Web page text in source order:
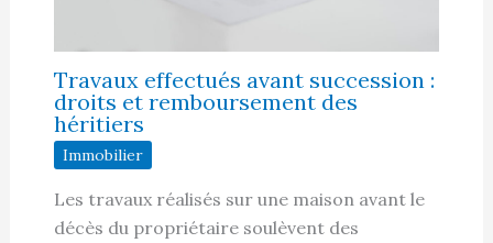
Travaux effectués avant succession :
droits et remboursement des
héritiers
Immobilier
Les travaux réalisés sur une maison avant le
décès du propriétaire soulèvent des